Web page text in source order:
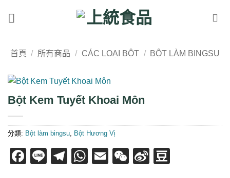
首頁 / 所有商品 / CÁC LOẠI BỘT / BỘT LÀM BINGSU
Bột Kem Tuyết Khoai Môn
分類: Bột làm bingsu, Bột Hương Vị
Facebook
LineTelegram
WhatsApp
EmailWeChat
Sina